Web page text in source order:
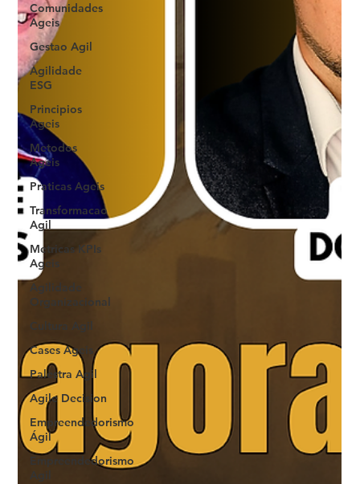
Comunidades
Ageis
Gestao Agil
Agilidade
ESG
Principios
Ageis
Metodos
Ageis
Praticas Ageis
Transformacao
Agil
Metricas KPIs
Ageis
Agilidade
Organizacional
Cultura Agil
Cases Ageis
Palestra Agil
Agile Decision
Empreendedorismo
Ágil
Empreendedorismo
Agil